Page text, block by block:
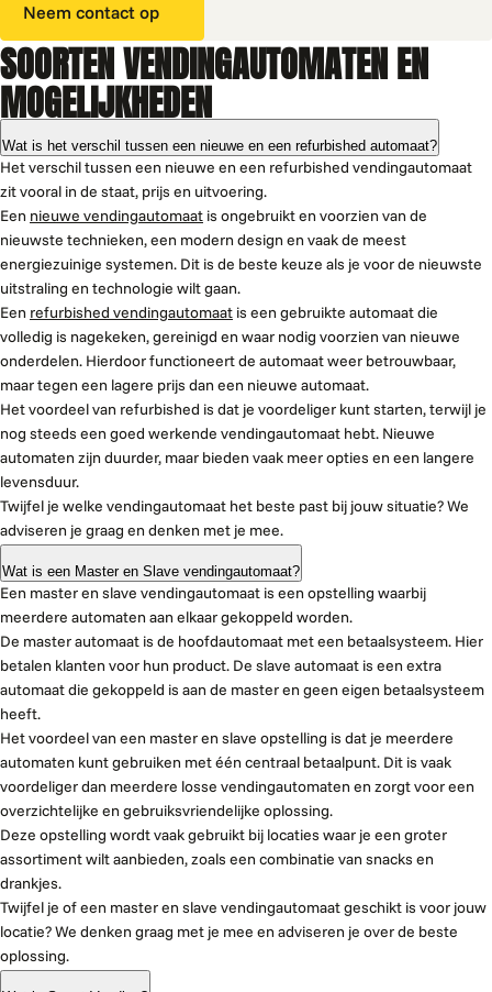
Neem contact op
SOORTEN VENDINGAUTOMATEN EN
MOGELIJKHEDEN
Wat is het verschil tussen een nieuwe en een refurbished automaat?
Het verschil tussen een nieuwe en een refurbished vendingautomaat
zit vooral in de staat, prijs en uitvoering.
Een nieuwe vendingautomaat is ongebruikt en voorzien van de
nieuwste technieken, een modern design en vaak de meest
energiezuinige systemen. Dit is de beste keuze als je voor de nieuwste
uitstraling en technologie wilt gaan.
Een refurbished vendingautomaat is een gebruikte automaat die
volledig is nagekeken, gereinigd en waar nodig voorzien van nieuwe
onderdelen. Hierdoor functioneert de automaat weer betrouwbaar,
maar tegen een lagere prijs dan een nieuwe automaat.
Het voordeel van refurbished is dat je voordeliger kunt starten, terwijl je
nog steeds een goed werkende vendingautomaat hebt. Nieuwe
automaten zijn duurder, maar bieden vaak meer opties en een langere
levensduur.
Twijfel je welke vendingautomaat het beste past bij jouw situatie? We
adviseren je graag en denken met je mee.
Wat is een Master en Slave vendingautomaat?
Een master en slave vendingautomaat is een opstelling waarbij
meerdere automaten aan elkaar gekoppeld worden.
De master automaat is de hoofdautomaat met een betaalsysteem. Hier
betalen klanten voor hun product. De slave automaat is een extra
automaat die gekoppeld is aan de master en geen eigen betaalsysteem
heeft.
Het voordeel van een master en slave opstelling is dat je meerdere
automaten kunt gebruiken met één centraal betaalpunt. Dit is vaak
voordeliger dan meerdere losse vendingautomaten en zorgt voor een
overzichtelijke en gebruiksvriendelijke oplossing.
Deze opstelling wordt vaak gebruikt bij locaties waar je een groter
assortiment wilt aanbieden, zoals een combinatie van snacks en
drankjes.
Twijfel je of een master en slave vendingautomaat geschikt is voor jouw
locatie? We denken graag met je mee en adviseren je over de beste
oplossing.